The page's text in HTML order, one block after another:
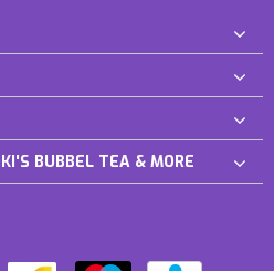
BUBBEL TEA & MORE